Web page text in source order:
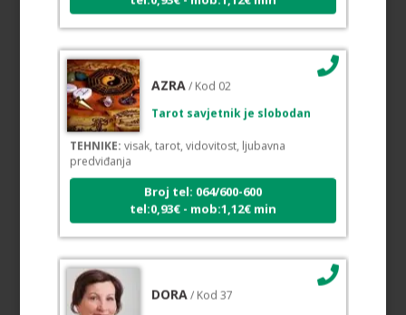
TEHNIKE:visak, tarot, vidovitost, ljubavna
predviđanja
Broj tel: 064/600-600
tel:0,93€ - mob:1,12€ min